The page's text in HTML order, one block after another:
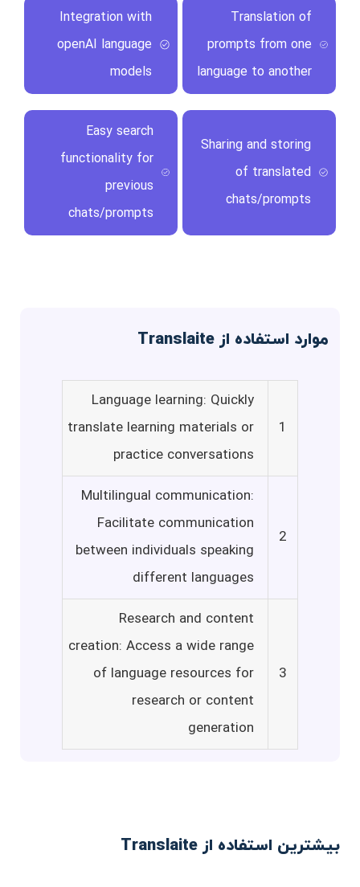
Translation of
prompts from one
language to another
Integration with
openAI language
models
Sharing and storing
of translated
chats/prompts
Easy search
functionality for
previous
chats/prompts
موارد استفاده از Translaite
1
Language learning: Quickly
translate learning materials or
practice conversations
2
Multilingual communication:
Facilitate communication
between individuals speaking
different languages
3
Research and content
creation: Access a wide range
of language resources for
research or content
generation
بیشترین استفاده از Translaite